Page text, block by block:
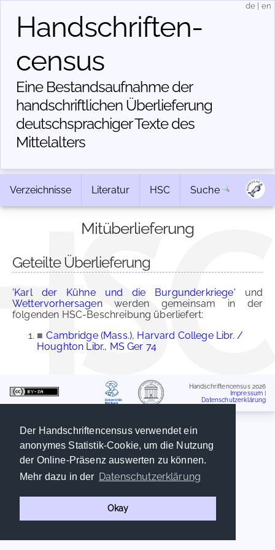
Der Handschriftencensus verwendet ein
anonymes Statistik-Cookie, um die Nutzung
der Online-Präsenz auswerten zu können.
Mehr dazu in der Datenschutzerklärung
Okay
Handschriften­
census
Eine Bestandsaufnahme der
handschriftlichen Über­lieferung
deutschsprachiger Texte des
Mittelalters
de en
Verzeichnisse Literatur HSC Suche
Mitüberlieferung
Geteilte Überlieferung
'Karl der Kühne und die Burgunderkriege' und
Wettervorhersagenwerden gemeinsam in der
folgenden HSC-Beschreibung überliefert:
■ Cambridge (Mass.), Harvard College Libr. /
Houghton Libr., MS Ger 74
Handschriftencensus 2026
Impressum
Datenschutzerklärung